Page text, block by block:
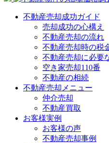
不動産売却成功ガイド
売却成功の心構え
不動産売却の流れ
不動産売却時の税
不動産売却に必要
空き家売却110番
不動産の相続
不動産売却メニュー
仲介売却
不動産買取
お客様実例
お客様の声
不動産売却事例